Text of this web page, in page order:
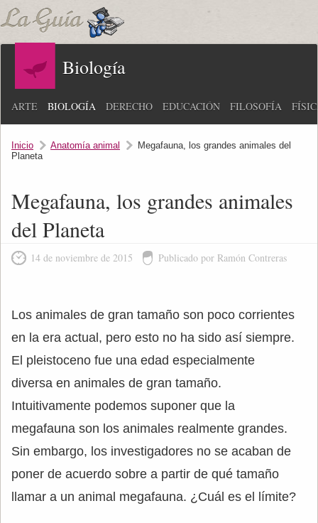
Biología
ARTE BIOLOGÍA DERECHO EDUCACIÓN FILOSOFÍA
Inicio Anatomía animal
Megafauna, los grandes animales del
Planeta
Megafauna, los grandes animales
del Planeta
14 de noviembre de 2015 Publicado por Ramón Contreras
Los animales de gran tamaño son poco corrientes
en la era actual, pero esto no ha sido así siempre.
El pleistoceno fue una edad especialmente
diversa en animales de gran tamaño.
Intuitivamente podemos suponer que la
megafauna son los animales realmente grandes.
Sin embargo, los investigadores no se acaban de
poner de acuerdo sobre a partir de qué tamaño
llamar a un animal megafauna. ¿Cuál es el límite?